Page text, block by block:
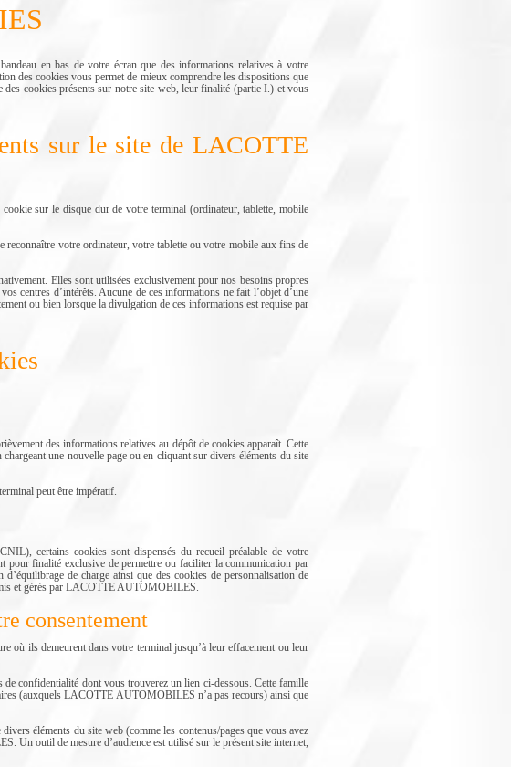
en bas de votre écran que des informations relatives à votre
des cookies vous permet de mieux comprendre les dispositions que
cookies présents sur notre site web, leur finalité (partie I.) et vous
sur le site de LACOTTE
sur le disque dur de votre terminal (ordinateur, tablette, mobile
votre ordinateur, votre tablette ou votre mobile aux fins de
Elles sont utilisées exclusivement pour nos besoins propres
centres d’intérêts. Aucune de ces informations ne fait l’objet d’une
ou bien lorsque la divulgation de ces informations est requise par
des informations relatives au dépôt de cookies apparaît. Cette
une nouvelle page ou en cliquant sur divers éléments du site
peut être impératif.
certains cookies sont dispensés du recueil préalable de votre
pour finalité exclusive de permettre ou faciliter la communication par
de charge ainsi que des cookies de personnalisation de
et gérés par LACOTTE AUTOMOBILES.
consentement
où ils demeurent dans votre terminal jusqu’à leur effacement ou leur
confidentialité dont vous trouverez un lien ci-dessous. Cette famille
(auxquels LACOTTE AUTOMOBILES n’a pas recours) ainsi que
éléments du site web (comme les contenus/pages que vous avez
Un outil de mesure d’audience est utilisé sur le présent site internet,